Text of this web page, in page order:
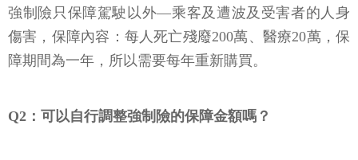
強制險只保障駕駛以外—乘客及遭波及受害者的人身
傷害，保障內容：每人死亡殘廢200萬、醫療20萬，保
障期間為一年，所以需要每年重新購買。
Q2：可以自行調整強制險的保障金額嗎？